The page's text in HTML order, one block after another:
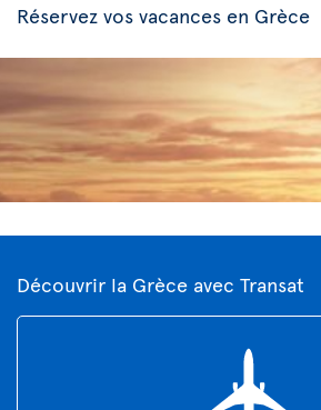
Réservez vos vacances en Grèce
Découvrir la Grèce avec Transat